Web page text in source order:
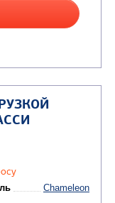
ЗАГРУЗКОЙ
НА ШАССИ